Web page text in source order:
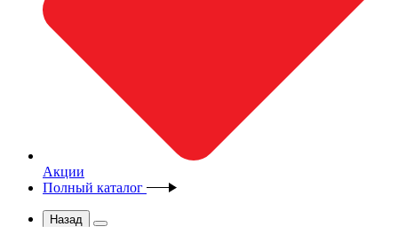
Акции
Полный каталог
Назад